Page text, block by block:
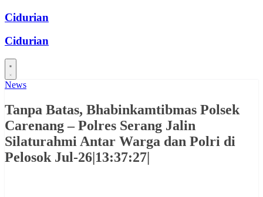
Skip
content
Cidurian
Cidurian
News
Tanpa Batas, Bhabinkamtibmas Polsek
Carenang – Polres Serang Jalin
Silaturahmi Antar Warga dan Polri di
Pelosok Jul-26|13:37:27|